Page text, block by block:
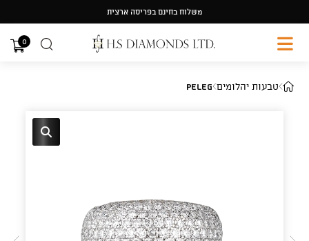
content
משלוח בחינם בפריסה ארצית
0
טבעות יהלומים Peleg